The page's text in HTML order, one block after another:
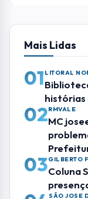
dos
05EVENTOS
edição
música